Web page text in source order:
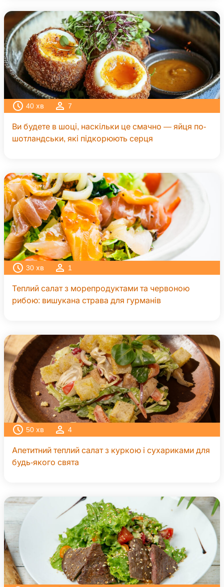
40 хв 7
Ви будете в шоці, наскільки це смачно — яйця по-
шотландськи, які підкорюють серця
30 хв 1
Теплий салат з морепродуктами та червоною
рибою: вишукана страва для гурманів
50 хв 4
Апетитний теплий салат з куркою і сухариками для
будь-якого свята